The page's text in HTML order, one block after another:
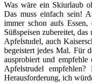
Was wäre ein Skiurlaub
Das muss einfach sein!
immer schon aufs
Süßspeisen zubereitet,
Apfelstudel, auch
begeistert jedes Mal. Für
ausprobiert und
Apfelstrudel
Herausforderung, ich